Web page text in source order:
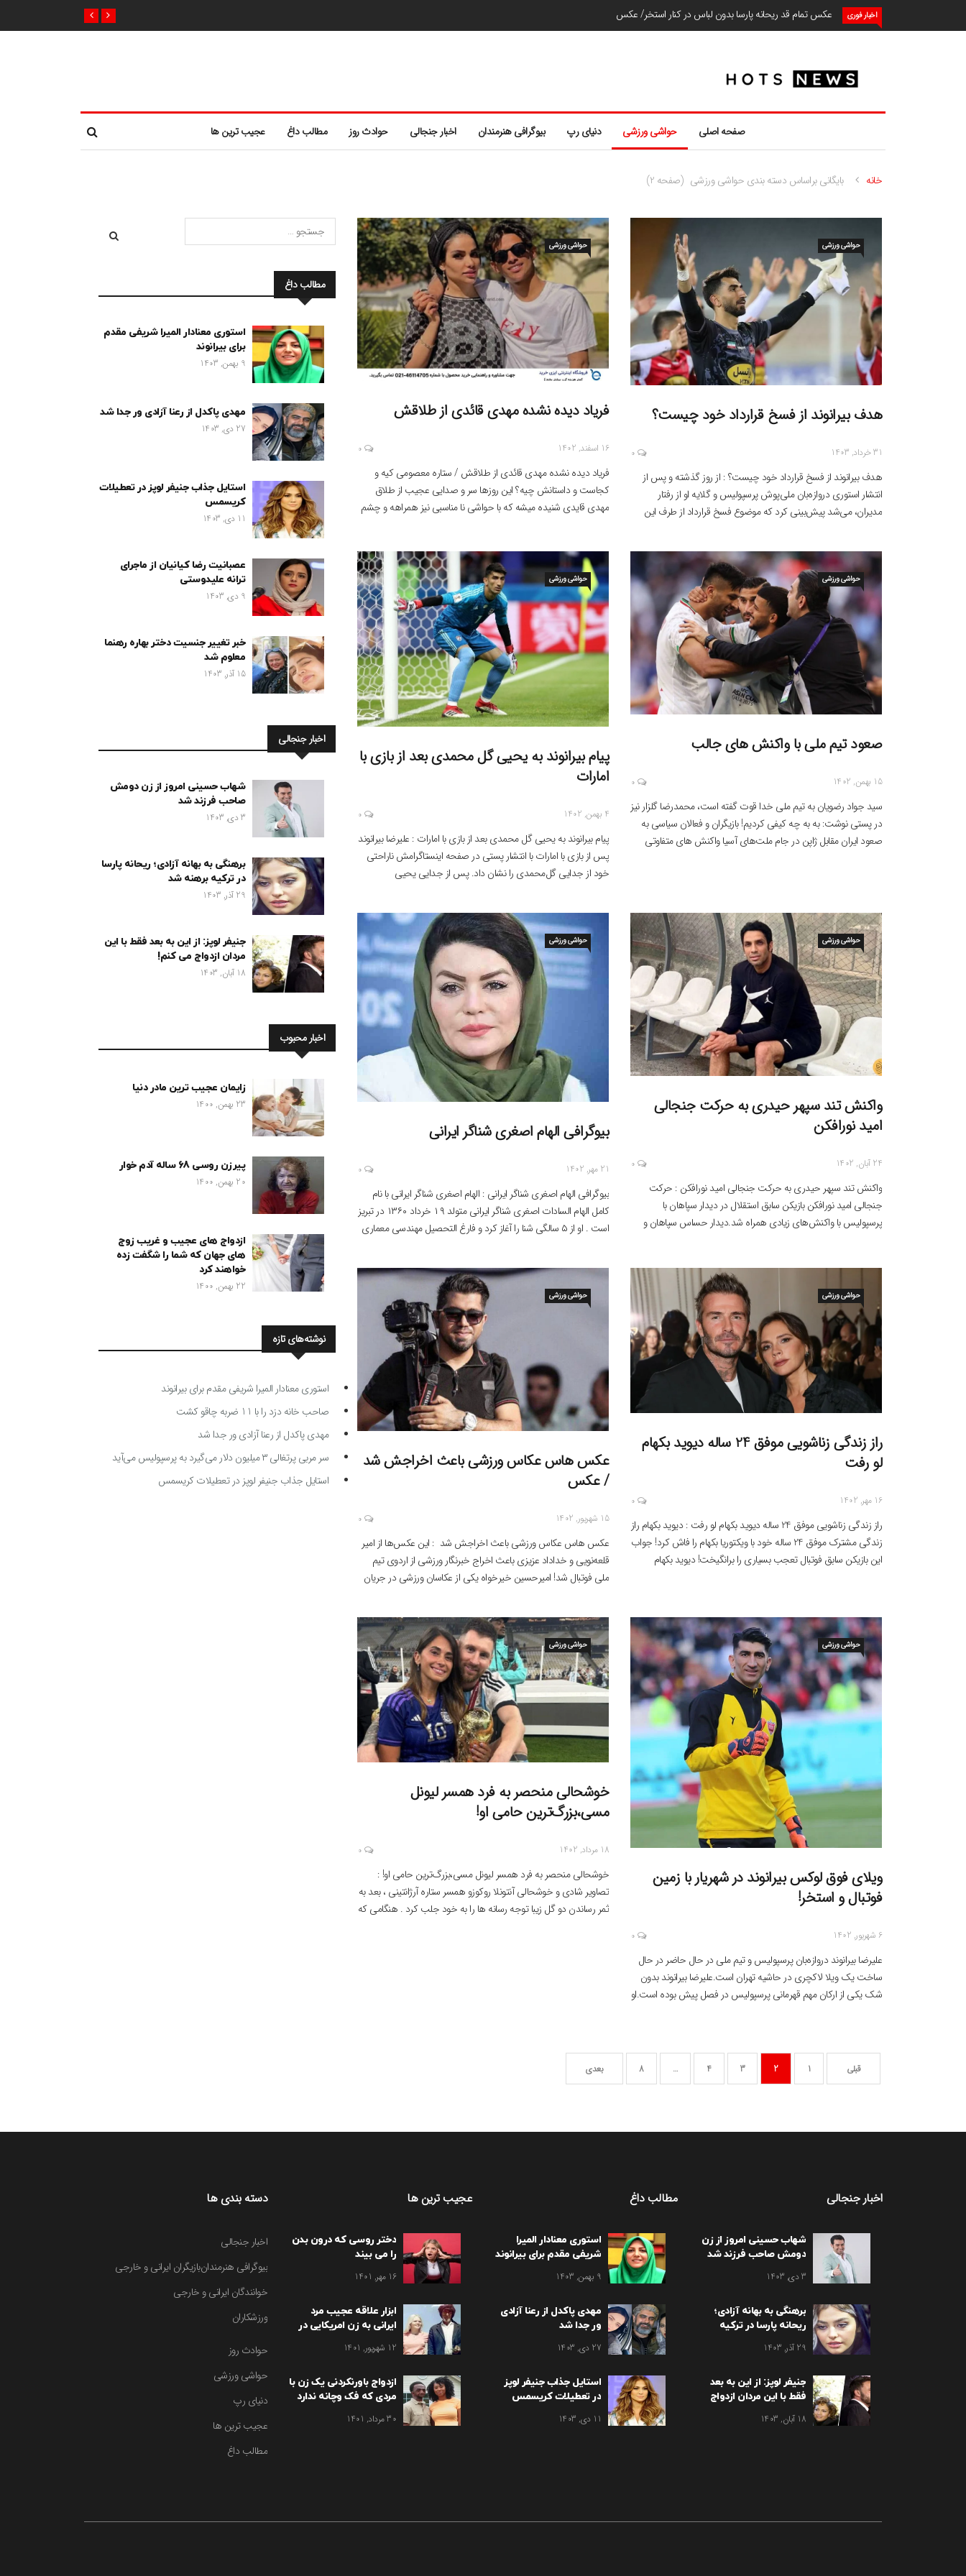
اخبار فوری عکس تمام قد ریحانه پارسا بدون لباس در کنار استخر/ عکس
صفحه اصلی حواشی ورزشی دنیای رپ بیوگرافی هنرمندان اخبار جنجالی حوادث روز مطالب داغ عجیب ترین ها
خانه بایگانی براساس دسته بندی حواشی ورزشی (صفحه 2)
حواشی ورزشی
هدف بیرانوند از فسخ قرارداد خود چیست؟
31 خرداد, 1403 0
هدف بیرانوند از فسخ قرارداد خود چیست؟ : از روز گذشته و پس از
انتشار استوری دروازه‌بان ملی‌پوش پرسپولیس و گلایه او از رفتار
مدیران، می‌شد پیش‌بینی کرد که موضوع فسخ قرارداد از طرف این
حواشی ورزشی
فریاد دیده نشده مهدی قائدی از طلاقش
16 اسفند, 1402 0
فریاد دیده نشده مهدی قائدی از طلاقش / ستاره معصومی کیه و
کجاست و داستانش چیه؟ این روزها سر و صدایی عجیب از طلاق
مهدی قایدی شنیده میشه که با حواشی نا مناسبی نیز همراهه و چشم
حواشی ورزشی
صعود تیم ملی با واکنش های جالب
15 بهمن, 1402 0
سید جواد رضویان به تیم ملی خدا قوت گفته است، محمدرضا گلزار نیز
در پستی نوشت: به به چه کیفی کردیم! بازیگران و فعالان سیاسی به
صعود ایران مقابل ژاپن در جام ملت‌های آسیا واکنش های متفاوتی
حواشی ورزشی
پیام بیرانوند به یحیی گل محمدی بعد از بازی با
امارات
4 بهمن, 1402 0
پیام بیرانوند به یحیی گل محمدی بعد از بازی با امارات : علیرضا بیرانوند
پس از بازی با امارات با انتشار پستی در صفحه اینستاگرامش ناراحتی‌
خود از جدایی گل‌محمدی را نشان داد. پس از جدایی یحیی
حواشی ورزشی
واکنش تند سپهر حیدری به حرکت جنجالی
امید نورافکن
24 آبان, 1402 0
واکنش تند سپهر حیدری به حرکت جنجالی امید نورافکن : حرکت
جنجالی امید نورافکن بازیکن سابق استقلال در دیدار سپاهان با
پرسپولیس با واکنش‌های زیادی همراه شد.دیدار حساس سپاهان و
حواشی ورزشی
بیوگرافی الهام اصغری شناگر ایرانی
21 مهر, 1402 0
بیوگرافی الهام اصغری شناگر ایرانی : الهام اصغری شناگر ایرانی با نام
کامل الهام السادات اصغری شناگر ایرانی متولد ۱۹ خرداد ۱۳۶۰ در تبریز
است . او از ۵ سالگی شنا را آغاز کرد و فارغ التحصیل مهندسی معماری
حواشی ورزشی
راز زندگی زناشویی موفق 24 ساله دیوید بکهام
لو رفت
16 مهر, 1402 0
راز زندگی زناشویی موفق 24 ساله دیوید بکهام لو رفت : دیوید بکهام راز
زندگی مشترک موفق 24 ساله خود با ویکتوریا بکهام را فاش کرد! جواب
این بازیکن سابق فوتبال تعجب بسیاری را برانگیخت! دیوید بکهام
حواشی ورزشی
عکس هاس عکاس ورزشی باعث اخراجش شد
/ عکس
15 شهریور, 1402 0
عکس هاس عکاس ورزشی باعث اخراجش شد : این عکس‌ها از امیر
قلعه‌نویی و خداداد عزیزی باعث اخراج خبرنگار ورزشی از اردوی تیم
ملی فوتبال شد! امیرحسین خیرخواه یکی از عکاسان ورزشی در جریان
حواشی ورزشی
ویلای فوق لوکس بیرانوند در شهریار با زمین
فوتبال و استخر!
6 شهریور, 1402 0
علیرضا بیرانوند دروازه‌بان پرسپولیس و تیم ملی در حال حاضر در حال
ساخت یک ویلا لاکچری در حاشیه تهران است.علیرضا بیرانوند بدون
شک یکی از ارکان مهم قهرمانی پرسپولیس در فصل پیش بوده است.او
حواشی ورزشی
خوشحالی منحصر به فرد همسر لیونل
مسی،بزرگ‌ترین حامی او!
18 مرداد, 1402 0
خوشحالی منحصر به فرد همسر لیونل مسی،بزرگ‌ترین حامی او! :
تصاویر شادی و خوشحالی آنتونلا روکوزو همسر ستاره آرژانتینی ، بعد به
ثمر رساندن دو گل زیبا توجه رسانه ها را به خود جلب کرد . هنگامی که
قبلی 1
2
3
4
…
8 بعدی
مطالب داغ
استوری معنادار المیرا شریفی مقدم
برای بیرانوند
9 بهمن, 1403
مهدی پاکدل از رعنا آزادی ور جدا شد
27 دی, 1403
استایل جذاب جنیفر لوپز در تعطیلات
کریسمس
11 دی, 1403
عصبانیت رضا کیانیان از ماجرای
ترانه علیدوستی
9 دی, 1403
خبر تغییر جنسیت دختر بهاره رهنما
معلوم شد
15 آذر, 1403
اخبار جنجالی
شهاب حسینی امروز از زن دومش
صاحب فرزند شد
3 دی, 1403
برهنگی به بهانه آزادی؛ ریحانه پارسا
در ترکیه برهنه شد
29 آذر, 1403
جنیفر لوپز: از این به بعد فقط با این
مردان ازدواج می کنم!
18 آبان, 1403
اخبار محبوب
زایمان عجیب ترین مادر دنیا
23 بهمن, 1400
پیرزن روسی 68 ساله آدم خوار
20 بهمن, 1400
ازدواج های عجیب و غریب زوج
های جهان که شما را شگفت زده
خواهند کرد
22 بهمن, 1400
نوشته‌های تازه
استوری معنادار المیرا شریفی مقدم برای بیرانوند
صاحب خانه دزد را با 11 ضربه چاقو کشت
مهدی پاکدل از رعنا آزادی ور جدا شد
سر مربی پرتغالی ۳ میلیون دلار می‌گیرد به پرسپولیس می‌آید
استایل جذاب جنیفر لوپز در تعطیلات کریسمس
اخبار جنجالی
شهاب حسینی امروز از زن
دومش صاحب فرزند شد
3 دی, 1403
برهنگی به بهانه آزادی؛
ریحانه پارسا در ترکیه
29 آذر, 1403
جنیفر لوپز: از این به بعد
فقط با این مردان ازدواج
18 آبان, 1403
مطالب داغ
استوری معنادار المیرا
شریفی مقدم برای بیرانوند
9 بهمن, 1403
مهدی پاکدل از رعنا آزادی
ور جدا شد
27 دی, 1403
استایل جذاب جنیفر لوپز
در تعطیلات کریسمس
11 دی, 1403
عجیب ترین ها
دختر روسی که درون بدن
را می بیند
16 مهر, 1401
ابزار علاقه عجیب مرد
ایرانی به زن امریکایی در
12 شهریور, 1401
ازدواج باورنکردنی یک زن با
مردی که فک وچانه ندارد
30 مرداد, 1401
دسته بندی ها
اخبار جنجالی
بیوگرافی هنرمندانبازیگران ایرانی و خارجی
خوانندگان ایرانی و خارجی
ورزشکاران
حوادث روز
حواشی ورزشی
دنیای رپ
عجیب ترین ها
مطالب داغ